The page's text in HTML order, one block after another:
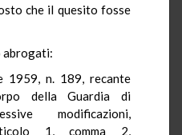
che il quesito fosse
abrogati:
n. 189, recante
della Guardia di
modificazioni,
1, comma 2,